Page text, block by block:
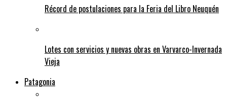
Récord de postulaciones para la Feria del Libro Neuquén
Lotes con servicios y nuevas obras en Varvarco-Invernada
Vieja
Patagonia